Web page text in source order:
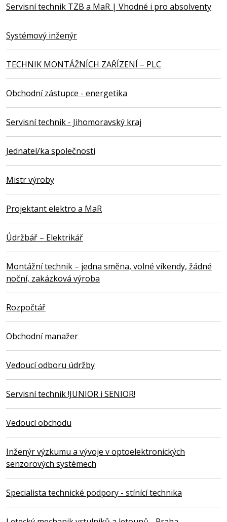
Servisní technik TZB a MaR | Vhodné i pro absolventy
Systémový inženýr
TECHNIK MONTÁŽNÍCH ZAŘÍZENÍ – PLC
Obchodní zástupce - energetika
Servisní technik - Jihomoravský kraj
Jednatel/ka společnosti
Mistr výroby
Projektant elektro a MaR
Údržbář – Elektrikář
Montážní technik – jedna směna, volné víkendy, žádné
noční, zakázková výroba
Rozpočtář
Obchodní manažer
Vedoucí odboru údržby
Servisní technik !JUNIOR i SENIOR!
Vedoucí obchodu
Inženýr výzkumu a vývoje v optoelektronických
senzorových systémech
Specialista technické podpory - stínící technika